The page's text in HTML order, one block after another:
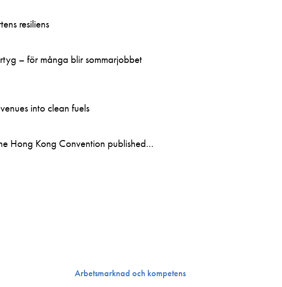
resiliens
– för många blir sommarjobbet
into clean fuels
Hong Kong Convention published…
Arbetsmarknad och kompetens